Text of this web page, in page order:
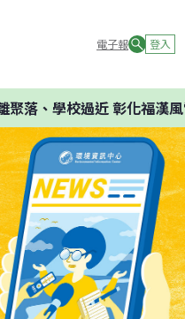
電子報 登入
落、學校過近 彰化福漢風